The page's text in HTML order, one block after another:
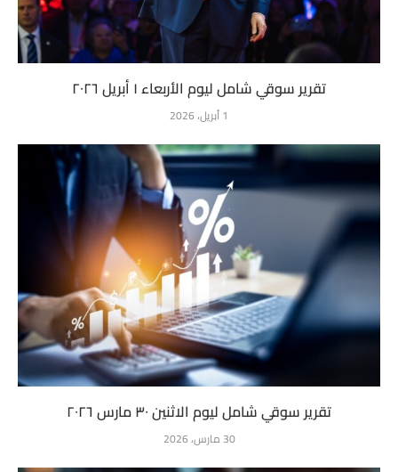
تقرير سوقي شامل ليوم الأربعاء ١ أبريل ٢٠٢٦
1 أبريل، 2026
تقرير سوقي شامل ليوم الاثنين ٣٠ مارس ٢٠٢٦
30 مارس، 2026